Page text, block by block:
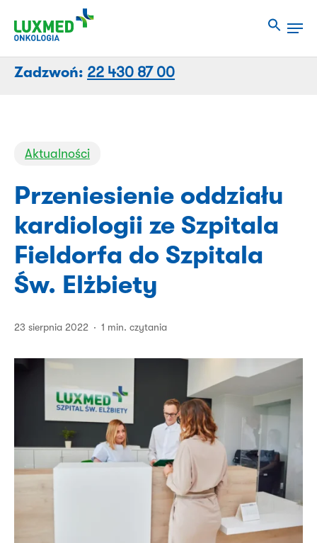
strony
Menu
Zadzwoń: 22 430 87 00
Aktualności
Przeniesienie oddziału
kardiologii ze Szpitala
Fieldorfa do Szpitala
Św. Elżbiety
23 sierpnia 2022 1 min. czytania